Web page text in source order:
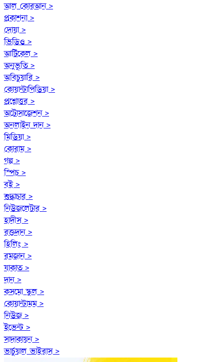
আল কোরআন >
প্রকাশনা >
দোয়া >
ভিডিও >
আর্টিকেল >
অনুভূতি >
অবিচুয়ারি >
কোয়ান্টাপিডিয়া >
প্রশ্নোত্তর >
অটোসাজেশন >
অনলাইন দান >
মিডিয়া >
কোরাম >
গল্প >
স্পিচ >
বই >
শুদ্ধাচার >
নিউজলেটার >
হাদীস >
রক্তদান >
হিলিং >
রমজান >
যাকাত >
দান >
কসমো স্কুল >
কোয়ান্টামম >
নিউজ >
ইভেন্ট >
সাদাকায়ন >
ভার্চুয়াল ভাইরাস >